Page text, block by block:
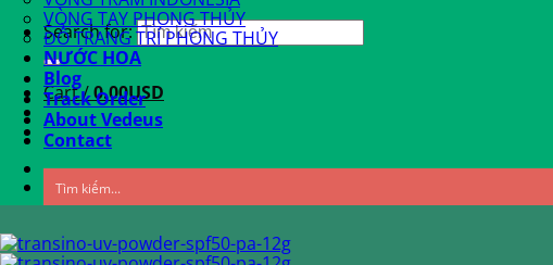
Search for:
Cart /0.00USD
VÒNG TAY PHONG THỦY
ĐỒ TRANG TRÍ PHONG THỦY
NƯỚC HOA
Blog
Track Order
About Vedeus
Contact